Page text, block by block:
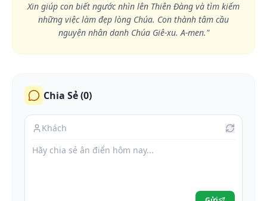
Xin giúp con biết ngước nhìn lên Thiên Đàng và tìm kiếm
những việc làm đẹp lòng Chúa. Con thành tâm cầu
nguyện nhân danh Chúa Giê-xu. A-men."
Chia Sẻ (0)